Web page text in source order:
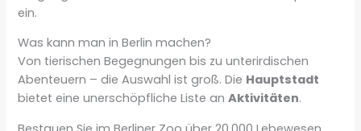
ein.
Was kann man in Berlin machen?
Von tierischen Begegnungen bis zu unterirdischen
Abenteuern – die Auswahl ist groß. Die Hauptstadt
bietet eine unerschöpfliche Liste anAktivitäten.